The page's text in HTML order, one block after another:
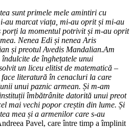
sunt primele mele amintiri cu
au marcat viața, mi-au oprit și mi-au
porți la momentul potrivit și m-au oprit
Nenea Edi și nenea Aris
și preotul Avedis Mandalian.Am
de înghețatele unui
un liceu elitist de matematică –
literatură în cenacluri la care
unui paznic armean. Și m-am
îmbătrânite datorită unui preot
mai vechi popor creștin din lume. Și
mea și a armenilor care s-au
Pavel, care între timp a împlinit